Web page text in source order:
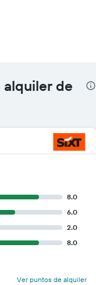
de
8.0
6.0
2.0
8.0
Ver puntos de alquiler